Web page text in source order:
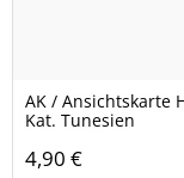
AK / Ansichtskarte
Kat. Tunesien
4,90 €